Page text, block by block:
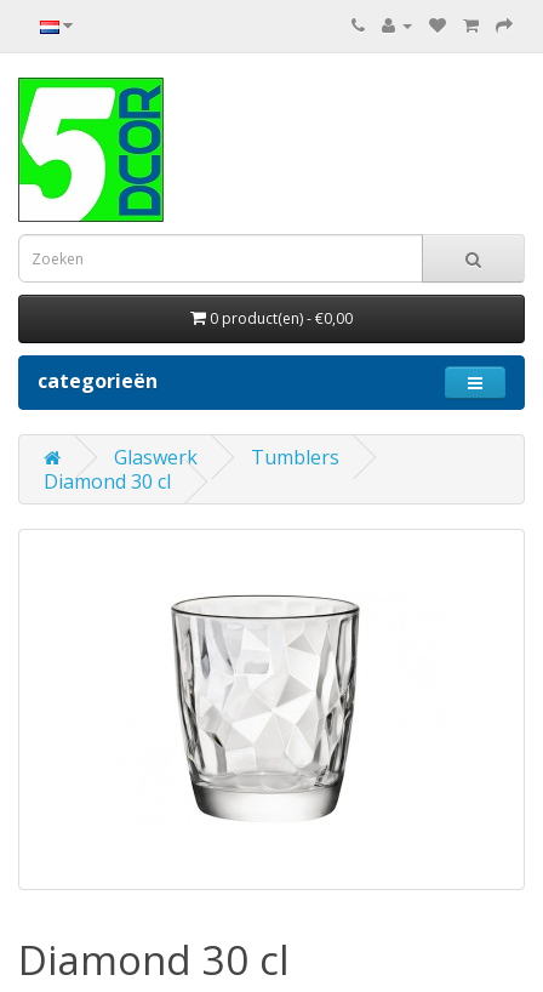
0 product(en) - €0,00
categorieën
Glaswerk
Tumblers
Diamond 30 cl
Diamond 30 cl